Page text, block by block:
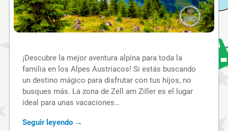
¡Descubre la mejor aventura alpina para toda la
familia en los Alpes Austriacos! Si estás buscando
un destino mágico para disfrutar con tus hijos, no
busques más. La zona de Zell am Ziller es el lugar
ideal para unas vacaciones…
Seguir leyendo →